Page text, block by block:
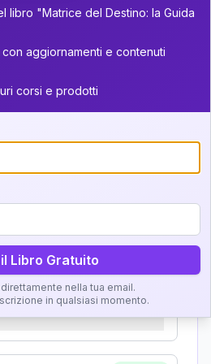
33.5-34
34-36
37.5-38.5
38.5-39
Matrice:
e
GRATIS
Figlio
libro "Matrice del Destino: la Guida
con aggiornamenti e contenuti
corsi e prodotti
Libro Gratuito
nella tua email.
in qualsiasi momento.